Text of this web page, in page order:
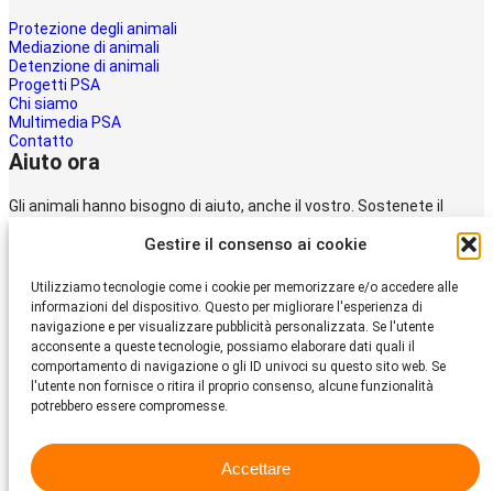
Gestire il consenso ai cookie
Utilizziamo tecnologie come i cookie per memorizzare e/o accedere alle
informazioni del dispositivo. Questo per migliorare l'esperienza di
navigazione e per visualizzare pubblicità personalizzata. Se l'utente
acconsente a queste tecnologie, possiamo elaborare dati quali il
comportamento di navigazione o gli ID univoci su questo sito web. Se
l'utente non fornisce o ritira il proprio consenso, alcune funzionalità
potrebbero essere compromesse.
Accettare
Protezione degli animali
Mediazione di animali
Detenzione di animali
Progetti PSA
Chi siamo
Multimedia PSA
Contatto
Aiuto ora
Gli animali hanno bisogno di aiuto, anche il vostro. Sostenete il
Protezione svizzera degli animali PSA.
Donare
Protezione Svizzera
degli Animali PSA
Dornacherstrasse 101
CH-4053 Basilea
Telefono 058 510 64 00
psa@protezione-animali.com